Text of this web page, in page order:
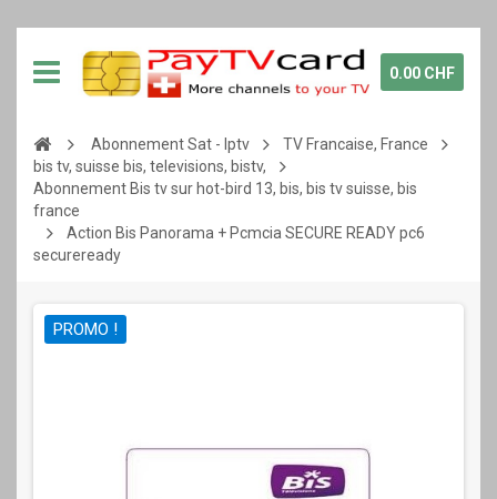
0.00 CHF
Abonnement Sat - Iptv
TV Francaise, France
bis tv, suisse bis, televisions, bistv,
Abonnement Bis tv sur hot-bird 13, bis, bis tv suisse, bis
france
Action Bis Panorama + Pcmcia SECURE READY pc6
secureready
PROMO !